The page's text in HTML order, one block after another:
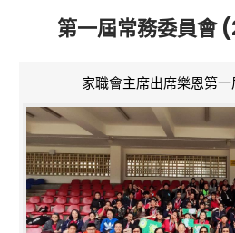
第一屆常務委員會
家職會主席出席樂恩第